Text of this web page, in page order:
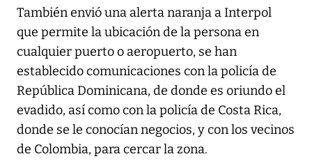
También envió una alerta naranja a Interpol
que permite la ubicación de la persona en
cualquier puerto o aeropuerto, se han
establecido comunicaciones con la policía de
República Dominicana, de donde es oriundo el
evadido, así como con la policía de Costa Rica,
donde se le conocían negocios, y con los vecinos
de Colombia, para cercar la zona.